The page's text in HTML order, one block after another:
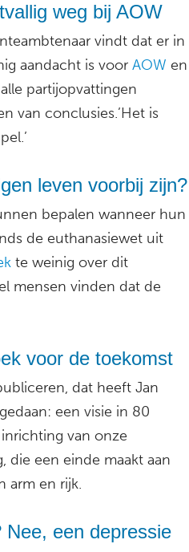
weg bij AOW
vindt dat er in
aandacht is voor AOW en
partijopvattingen
van conclusies.’Het is
leven voorbij zijn?
bepalen wanneer hun
de euthanasiewet uit
te weinig over dit
mensen vinden dat de
voor de toekomst
dat heeft Jan
een visie in 80
van onze
die een einde maakt aan
arm en rijk.
een depressie